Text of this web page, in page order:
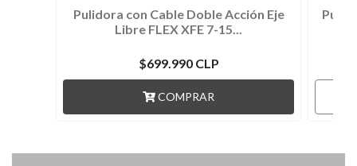
Pulidora con Cable Doble Acción Eje
Libre FLEX XFE 7-15...
$699.990 CLP
COMPRAR